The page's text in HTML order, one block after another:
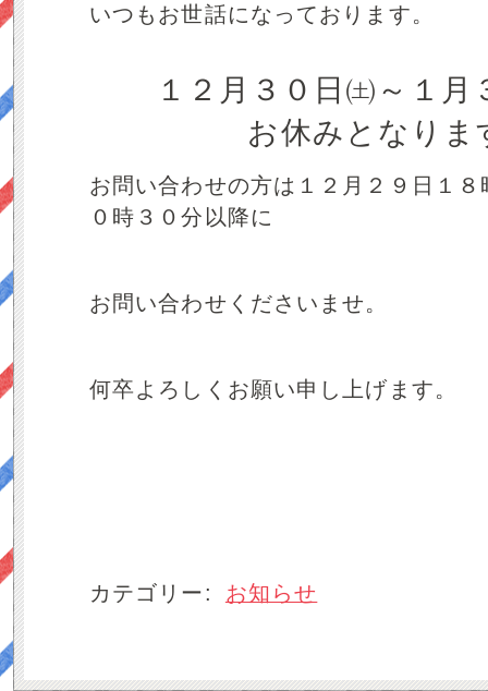
いつもお世話になっております。
１２月３０日㈯～１月
お休みとなりま
お問い合わせの方は１２月２９日１
０時３０分以降に
お問い合わせくださいませ。
何卒よろしくお願い申し上げます。
カテゴリー: お知らせ